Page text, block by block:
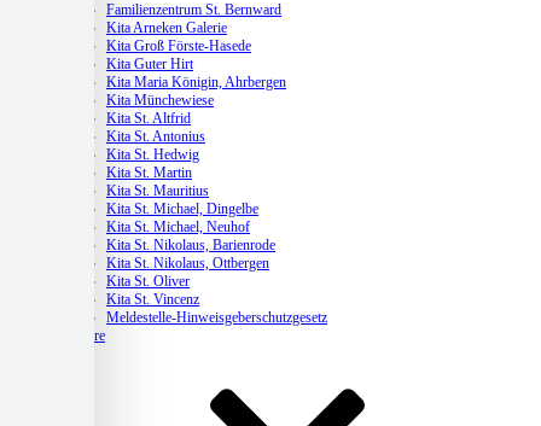
Familienzentrum St. Bernward
Kita Arneken Galerie
Kita Groß Förste-Hasede
Kita Guter Hirt
Kita Maria Königin, Ahrbergen
Kita Münchewiese
Kita St. Altfrid
Kita St. Antonius
Kita St. Hedwig
Kita St. Martin
Kita St. Mauritius
Kita St. Michael, Dingelbe
Kita St. Michael, Neuhof
Kita St. Nikolaus, Barienrode
Kita St. Nikolaus, Ottbergen
Kita St. Oliver
Kita St. Vincenz
Meldestelle-Hinweisgeberschutzgesetz
Karriere